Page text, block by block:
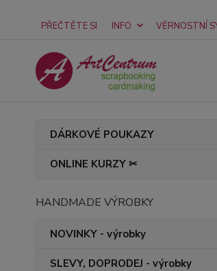
PŘEČTĚTE SI INFO VĚRNOSTNÍ
DÁRKOVÉ POUKAZY
ONLINE KURZY ✂
HANDMADE VÝROBKY
NOVINKY - výrobky
SLEVY, DOPRODEJ - výrobky